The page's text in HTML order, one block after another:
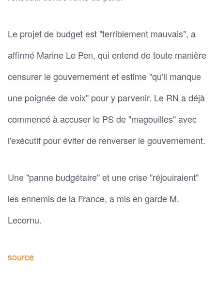
Le projet de budget est "terriblement mauvais", a
affirmé Marine Le Pen, qui entend de toute manière
censurer le gouvernement et estime "qu'il manque
une poignée de voix" pour y parvenir. Le RN a déjà
commencé à accuser le PS de "magouilles" avec
l'exécutif pour éviter de renverser le gouvernement.
Une "panne budgétaire" et une crise "réjouiraient"
les ennemis de la France, a mis en garde M.
Lecornu.
source